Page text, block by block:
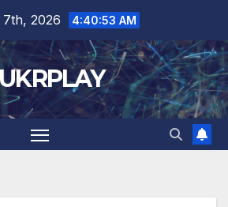
7th, 2026 4:40:53 AM